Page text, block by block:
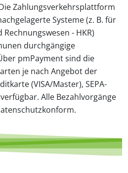
Zahlungsverkehrsplattform
Systeme (z. B. für
- HKR)
durchgängige
pmPayment sind die
je nach Angebot der
(VISA/Master), SEPA-
Alle Bezahlvorgänge